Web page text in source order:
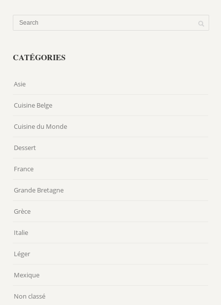
CATÉGORIES
Asie
Cuisine Belge
Cuisine du Monde
Dessert
France
Grande Bretagne
Grèce
Italie
Léger
Mexique
Non classé